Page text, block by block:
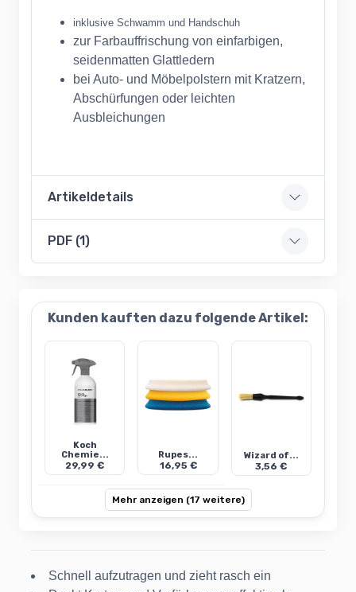
inklusive Schwamm und Handschuh
zur Farbauffrischung von einfarbigen,
seidenmatten Glattledern
bei Auto- und Möbelpolstern mit Kratzern,
Abschürfungen oder leichten
Ausbleichungen
Artikeldetails
PDF (1)
Kunden kauften dazu folgende Artikel:
Koch
Chemie...
29,99 €
Rupes...
16,95 €
Wizard of...
3,56 €
Mehr anzeigen (17 weitere)
Schnell aufzutragen und zieht rasch ein